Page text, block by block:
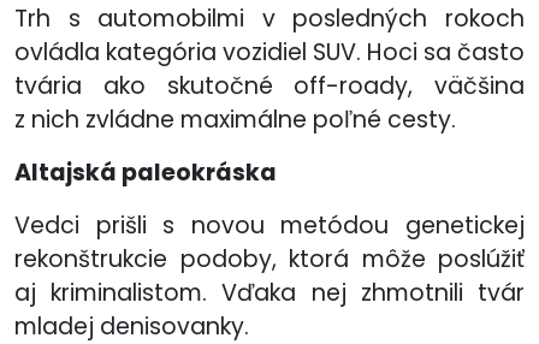
Trh s automobilmi v posledných rokoch
ovládla kategória vozidiel SUV. Hoci sa často
tvária ako skutočné off-roady, väčšina
z nich zvládne maximálne poľné cesty.
Altajská paleokráska
Vedci prišli s novou metódou genetickej
rekonštrukcie podoby, ktorá môže poslúžiť
aj kriminalistom. Vďaka nej zhmotnili tvár
mladej denisovanky.